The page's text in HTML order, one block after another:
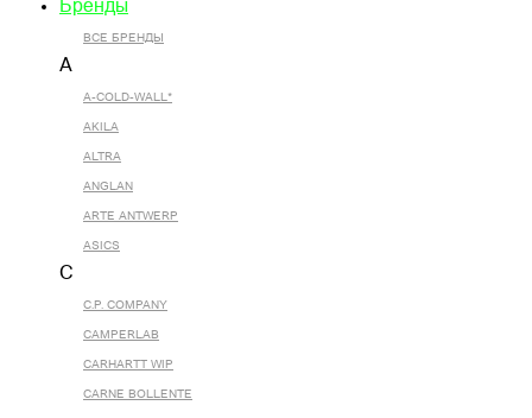
Бренды
ВСЕ БРЕНДЫ
A
A-COLD-WALL*
AKILA
ALTRA
ANGLAN
ARTE ANTWERP
ASICS
C
C.P. COMPANY
CAMPERLAB
CARHARTT WIP
CARNE BOLLENTE